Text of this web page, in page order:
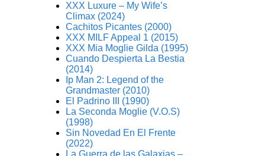
XXX Luxure – My Wife’s
Climax (2024)
Cachitos Picantes (2000)
XXX MILF Appeal 1 (2015)
XXX Mia Moglie Gilda (1995)
Cuando Despierta La Bestia
(2014)
Ip Man 2: Legend of the
Grandmaster (2010)
El Padrino III (1990)
La Seconda Moglie (V.O.S)
(1998)
Sin Novedad En El Frente
(2022)